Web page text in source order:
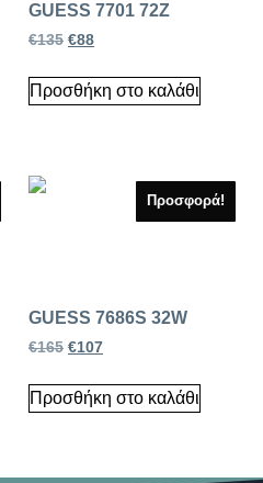
GUESS 7701 72Z
€135 €88
Προσθήκη στο καλάθι
Προσφορά!
GUESS 7686S 32W
€165 €107
Προσθήκη στο καλάθι